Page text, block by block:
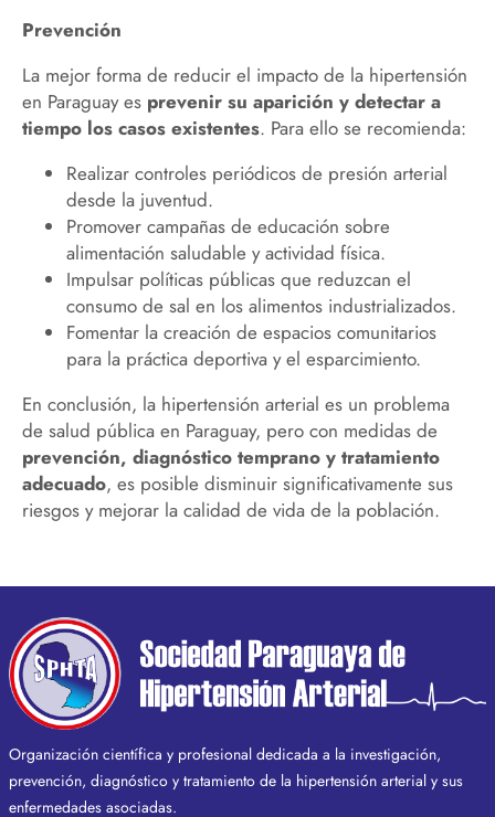
Prevención
La mejor forma de reducir el impacto de la hipertensión
en Paraguay es prevenir su aparición y detectar a
tiempo los casos existentes. Para ello se recomienda:
Realizar controles periódicos de presión arterial
desde la juventud.
Promover campañas de educación sobre
alimentación saludable y actividad física.
Impulsar políticas públicas que reduzcan el
consumo de sal en los alimentos industrializados.
Fomentar la creación de espacios comunitarios
para la práctica deportiva y el esparcimiento.
En conclusión, la hipertensión arterial es un problema
de salud pública en Paraguay, pero con medidas de
prevención, diagnóstico temprano y tratamiento
adecuado, es posible disminuir significativamente sus
riesgos y mejorar la calidad de vida de la población.
Organización científica y profesional dedicada a la investigación,
prevención, diagnóstico y tratamiento de la hipertensión arterial y sus
enfermedades asociadas.